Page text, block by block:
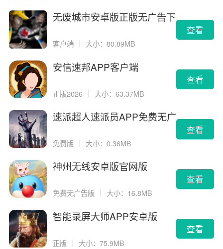
无废城市安卓版正版无广告下
客户端 大小：80.89MB
查看
安信速邦APP客户端
正版2026 ｜ 大小：63.37MB
查看
速派超人速派员APP免费无广
免费版 大小：0.36MB
查看
神州无线安卓版官网版
免费无广告版 大小：16.8MB
查看
智能录屏大师APP安卓版
正版 ｜ 大小：75.9MB
查看